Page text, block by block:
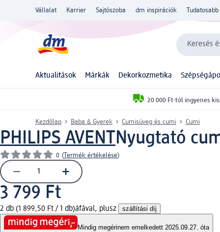
Vállalat Karrier Sajtószoba dm inspirációk
Keresés
Aktualitások Márkák Dekorkozmetika
20 000 Ft-tól ingyenes
Kezdőlap Baba & Gyerek Cumisüveg és cumi Cumi
PHILIPS AVENTNyugtató
0 (Termék értékelése)
3 799 Ft
2 db (1 899,50 Ft / 1 db)áfával, plusz szállítási díj
Mindig megérinem emelkedett 2025.09.27. óta